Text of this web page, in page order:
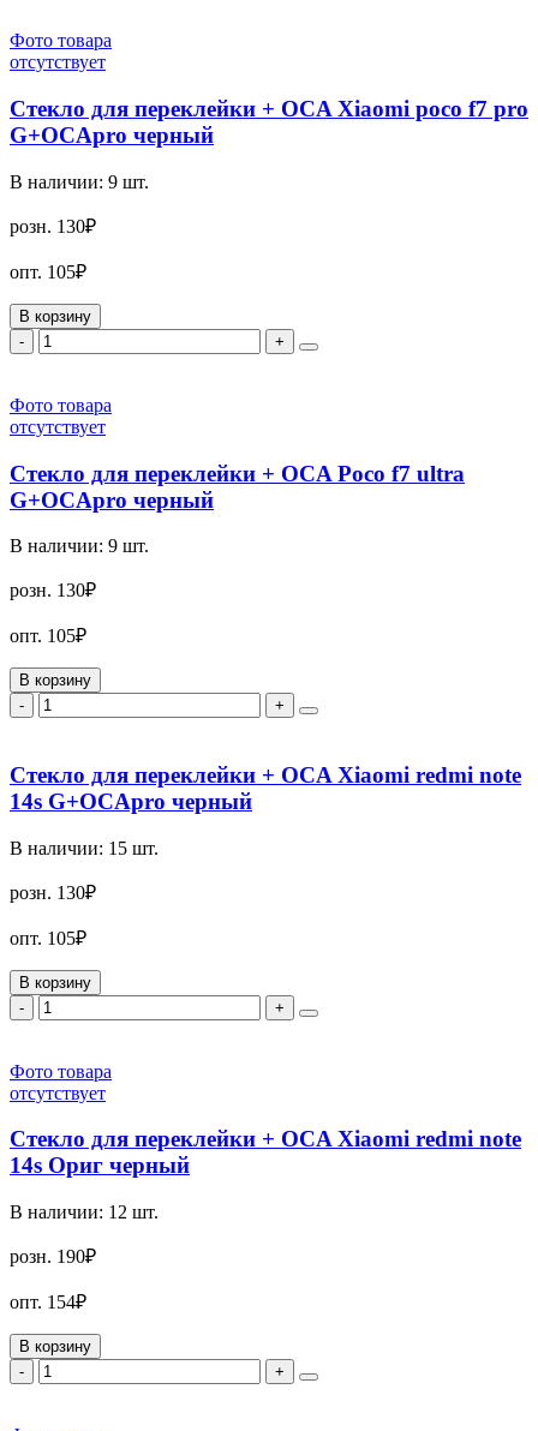
Фото товара
отсутствует
Стекло для переклейки + OCA Xiaomi poco f7 pro
G+OCApro черный
В наличии: 9 шт.
розн. 130₽
опт. 105₽
В корзину
-
+
Фото товара
отсутствует
Стекло для переклейки + OCA Poco f7 ultra
G+OCApro черный
В наличии: 9 шт.
розн. 130₽
опт. 105₽
В корзину
-
+
Стекло для переклейки + OCA Xiaomi redmi note
14s G+OCApro черный
В наличии: 15 шт.
розн. 130₽
опт. 105₽
В корзину
-
+
Фото товара
отсутствует
Стекло для переклейки + OCA Xiaomi redmi note
14s Ориг черный
В наличии: 12 шт.
розн. 190₽
опт. 154₽
В корзину
-
+